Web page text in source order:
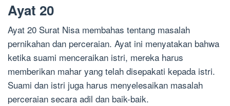
Ayat 20
Ayat 20 Surat Nisa membahas tentang masalah
pernikahan dan perceraian. Ayat ini menyatakan bahwa
ketika suami menceraikan istri, mereka harus
memberikan mahar yang telah disepakati kepada istri.
Suami dan istri juga harus menyelesaikan masalah
perceraian secara adil dan baik-baik.